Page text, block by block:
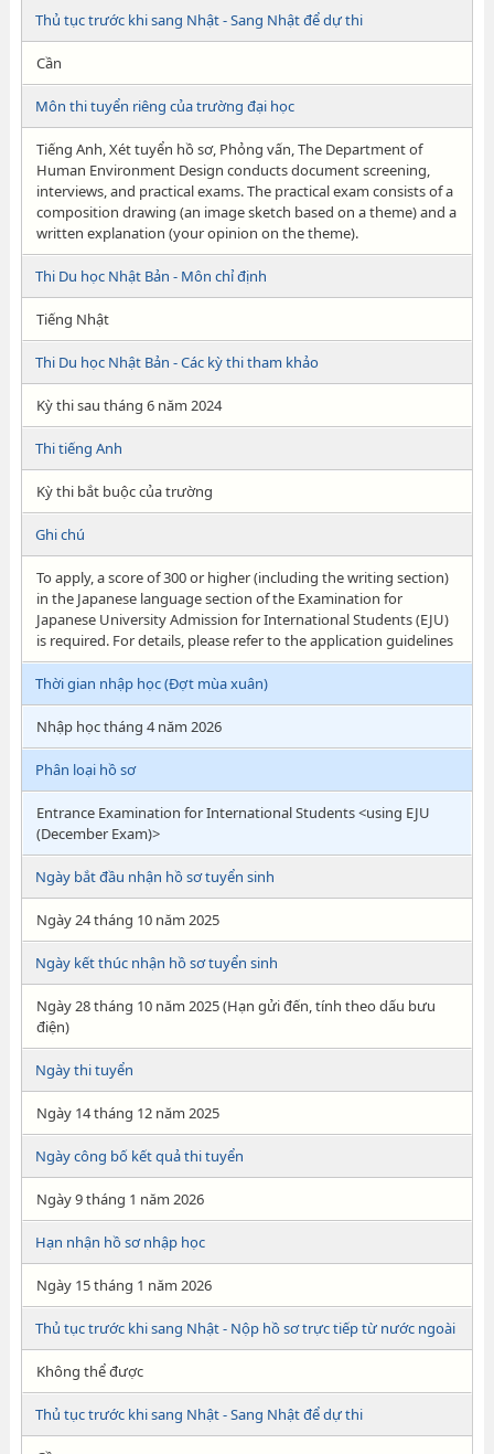
Thủ tục trước khi sang Nhật - Sang Nhật để dự thi
Cần
Môn thi tuyển riêng của trường đại học
Tiếng Anh, Xét tuyển hồ sơ, Phỏng vấn, The Department of
Human Environment Design conducts document screening,
interviews, and practical exams. The practical exam consists of a
composition drawing (an image sketch based on a theme) and a
written explanation (your opinion on the theme).
Thi Du học Nhật Bản - Môn chỉ định
Tiếng Nhật
Thi Du học Nhật Bản - Các kỳ thi tham khảo
Kỳ thi sau tháng 6 năm 2024
Thi tiếng Anh
Kỳ thi bắt buộc của trường
Ghi chú
To apply, a score of 300 or higher (including the writing section)
in the Japanese language section of the Examination for
Japanese University Admission for International Students (EJU)
is required. For details, please refer to the application guidelines
Thời gian nhập học (Đợt mùa xuân)
Nhập học tháng 4 năm 2026
Phân loại hồ sơ
Entrance Examination for International Students <using EJU
(December Exam)>
Ngày bắt đầu nhận hồ sơ tuyển sinh
Ngày 24 tháng 10 năm 2025
Ngày kết thúc nhận hồ sơ tuyển sinh
Ngày 28 tháng 10 năm 2025 (Hạn gửi đến, tính theo dấu bưu
điện)
Ngày thi tuyển
Ngày 14 tháng 12 năm 2025
Ngày công bố kết quả thi tuyển
Ngày 9 tháng 1 năm 2026
Hạn nhận hồ sơ nhập học
Ngày 15 tháng 1 năm 2026
Thủ tục trước khi sang Nhật - Nộp hồ sơ trực tiếp từ nước ngoài
Không thể được
Thủ tục trước khi sang Nhật - Sang Nhật để dự thi